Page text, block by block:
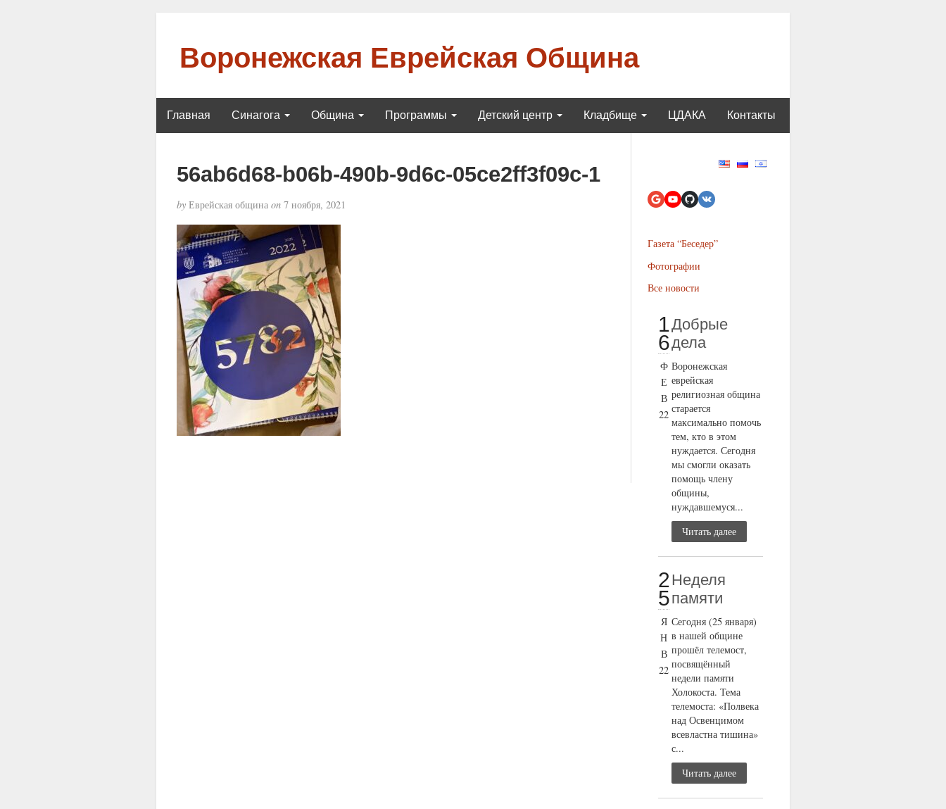
Воронежская Еврейская Община
Главная Синагога Община Программы Детский центр Кладбище ЦДАКА Контакты
56ab6d68-b06b-490b-9d6c-05ce2ff3f09c-1
byЕврейская община on7 ноября, 2021
Газета “Беседер”
Фотографии
Все новости
1
6
Ф
Е
В
22
Добрые
дела
Воронежская
еврейская
религиозная община
старается
максимально помочь
тем, кто в этом
нуждается. Сегодня
мы смогли оказать
помощь члену
общины,
нуждавшемуся...
Читать далее
2
5
Я
Н
В
22
Неделя
памяти
Сегодня (25 января)
в нашей общине
прошёл телемост,
посвящённый
недели памяти
Холокоста. Тема
телемоста: «Полвека
над Освенцимом
всевластна тишина»
с...
Читать далее